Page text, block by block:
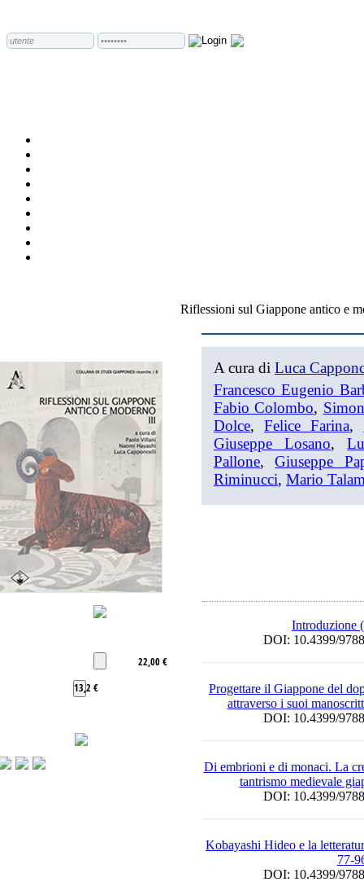
Riflessioni sul Giappone antico e
22,00 €
13,2 €
A cura di Luca
Francesco Eugenio
Fabio Colombo,
Dolce,Felice Farina,
Giuseppe Losano,
Pallone,Giuseppe
Riminucci, Mario
Introduzione
DOI: 10.4399/
Progettare il Giappone del
attraverso i suoi
DOI: 10.4399/
Di embrioni e di monaci. La
tantrismo medievale
DOI: 10.4399/
Kobayashi Hideo e la
77-
DOI: 10.4399/